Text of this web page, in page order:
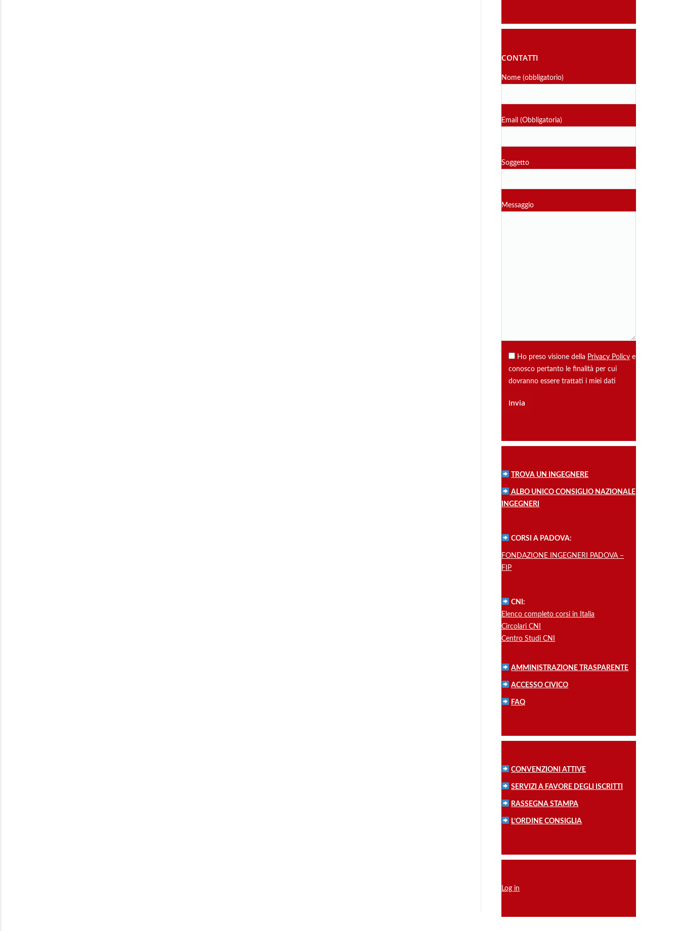
CONTATTI
Nome (obbligatorio)
Email (Obbligatoria)
Soggetto
Messaggio
Ho preso visione della Privacy Policy e
conosco pertanto le finalità per cui
dovranno essere trattati i miei dati
TROVA UN INGEGNERE
ALBO UNICO CONSIGLIO NAZIONALE
INGEGNERI
CORSI A PADOVA:
FONDAZIONE INGEGNERI PADOVA –
FIP
CNI:
Elenco completo corsi in Italia
Circolari CNI
Centro Studi CNI
AMMINISTRAZIONE TRASPARENTE
ACCESSO CIVICO
FAQ
CONVENZIONI ATTIVE
SERVIZI A FAVORE DEGLI ISCRITTI
RASSEGNA STAMPA
L’ORDINE CONSIGLIA
Log in